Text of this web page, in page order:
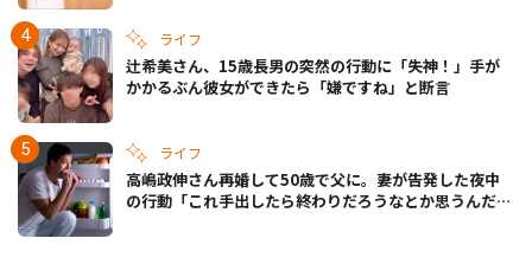
ライフ
辻希美さん、15歳長男の突然の行動に「失神！」手が
かかるぶん彼女ができたら「嫌ですね」と断言
ライフ
高嶋政伸さん再婚して50歳で父に。妻が告発した夜中
の行動「これ手出したら終わりだろうなとか思うんだけ